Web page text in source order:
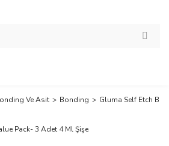
Ve Asit Bonding Gluma Self Etch